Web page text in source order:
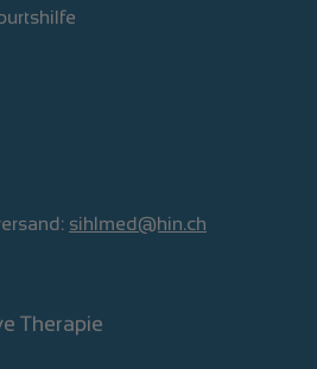
sihlmed@hin.ch
Therapie